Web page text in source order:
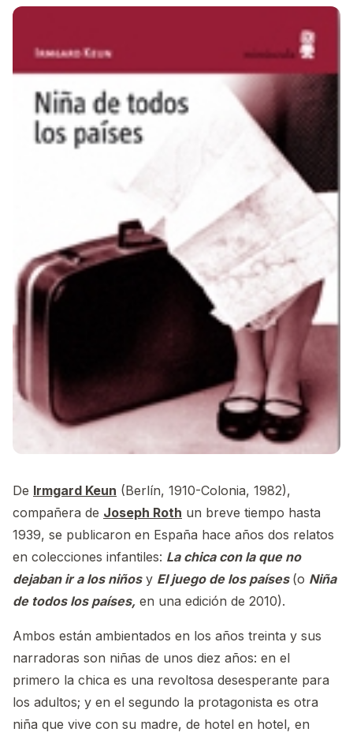
De Irmgard Keun (Berlín, 1910-Colonia, 1982),
compañera de Joseph Roth un breve tiempo hasta
1939, se publicaron en España hace años dos relatos
en colecciones infantiles: La chica con la que no
dejaban ir a los niñosy El juego de los países (o Niña
de todos los países, en una edición de 2010).
Ambos están ambientados en los años treinta y sus
narradoras son niñas de unos diez años: en el
primero la chica es una revoltosa desesperante para
los adultos; y en el segundo la protagonista es otra
niña que vive con su madre, de hotel en hotel, en